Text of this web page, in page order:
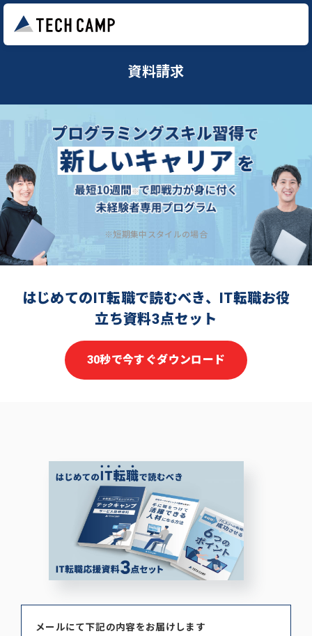
資料請求
※短期集中スタイルの場合
はじめてのIT転職で読むべき、IT転職お役
立ち資料3点セット
30秒で今すぐダウンロード
メールにて下記の内容をお届けします